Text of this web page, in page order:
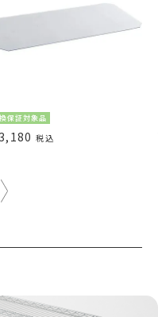
保証対象品
3,180 税込